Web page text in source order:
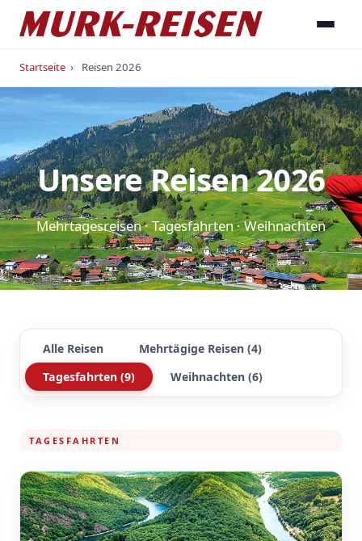
Startseite › Reisen 2026
Unsere Reisen 2026
Mehrtagesreisen · Tagesfahrten · Weihnachten
Alle Reisen
Mehrtägige Reisen (4)
Tagesfahrten (9)
Weihnachten (6)
TAGESFAHRTEN